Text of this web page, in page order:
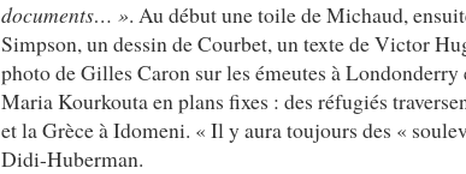
documents… ». Au début une toile de Michaud,
Simpson, un dessin de Courbet, un texte de Victor
photo de Gilles Caron sur les émeutes à
Maria Kourkouta en plans fixes : des réfugiés
et la Grèce à Idomeni. « Il y aura toujours des «
Didi-Huberman.